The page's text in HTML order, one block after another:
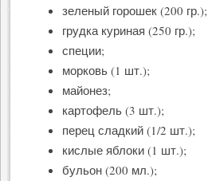
зеленый горошек (200 гр.);
грудка куриная (250 гр.);
специи;
морковь (1 шт.);
майонез;
картофель (3 шт.);
перец сладкий (1/2 шт.);
кислые яблоки (1 шт.);
бульон (200 мл.);